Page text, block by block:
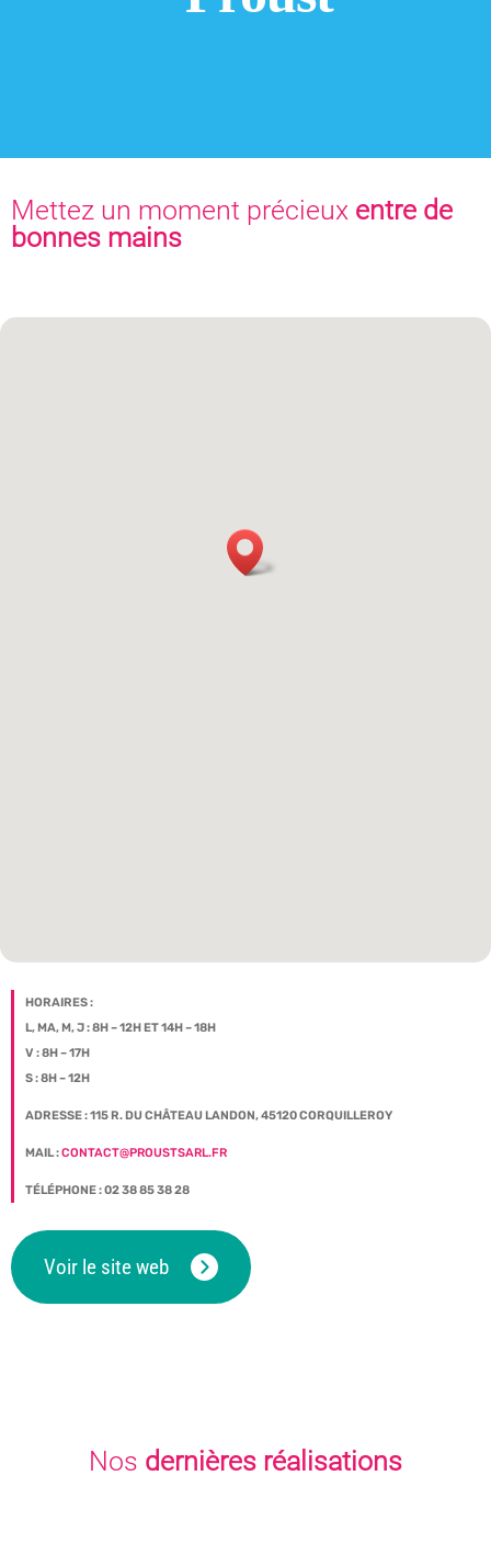
Mettez un moment précieux entre de
bonnes mains
HORAIRES :
L, MA, M, J : 8H – 12H ET 14H – 18H
V : 8H – 17H
S : 8H – 12H
ADRESSE : 115 R. DU CHÂTEAU LANDON, 45120 CORQUILLEROY
MAIL :CONTACT@PROUSTSARL.FR
TÉLÉPHONE : 02 38 85 38 28
Voir le site web
Nos dernières réalisations